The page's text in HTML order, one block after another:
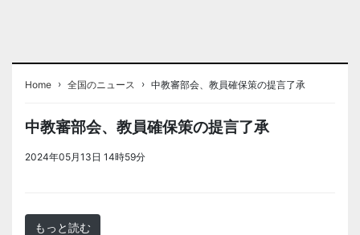
Home › 全国のニュース › 中教審部会、教員確保策の提言了承
中教審部会、教員確保策の提言了承
2024年05月13日 14時59分
もっと読む